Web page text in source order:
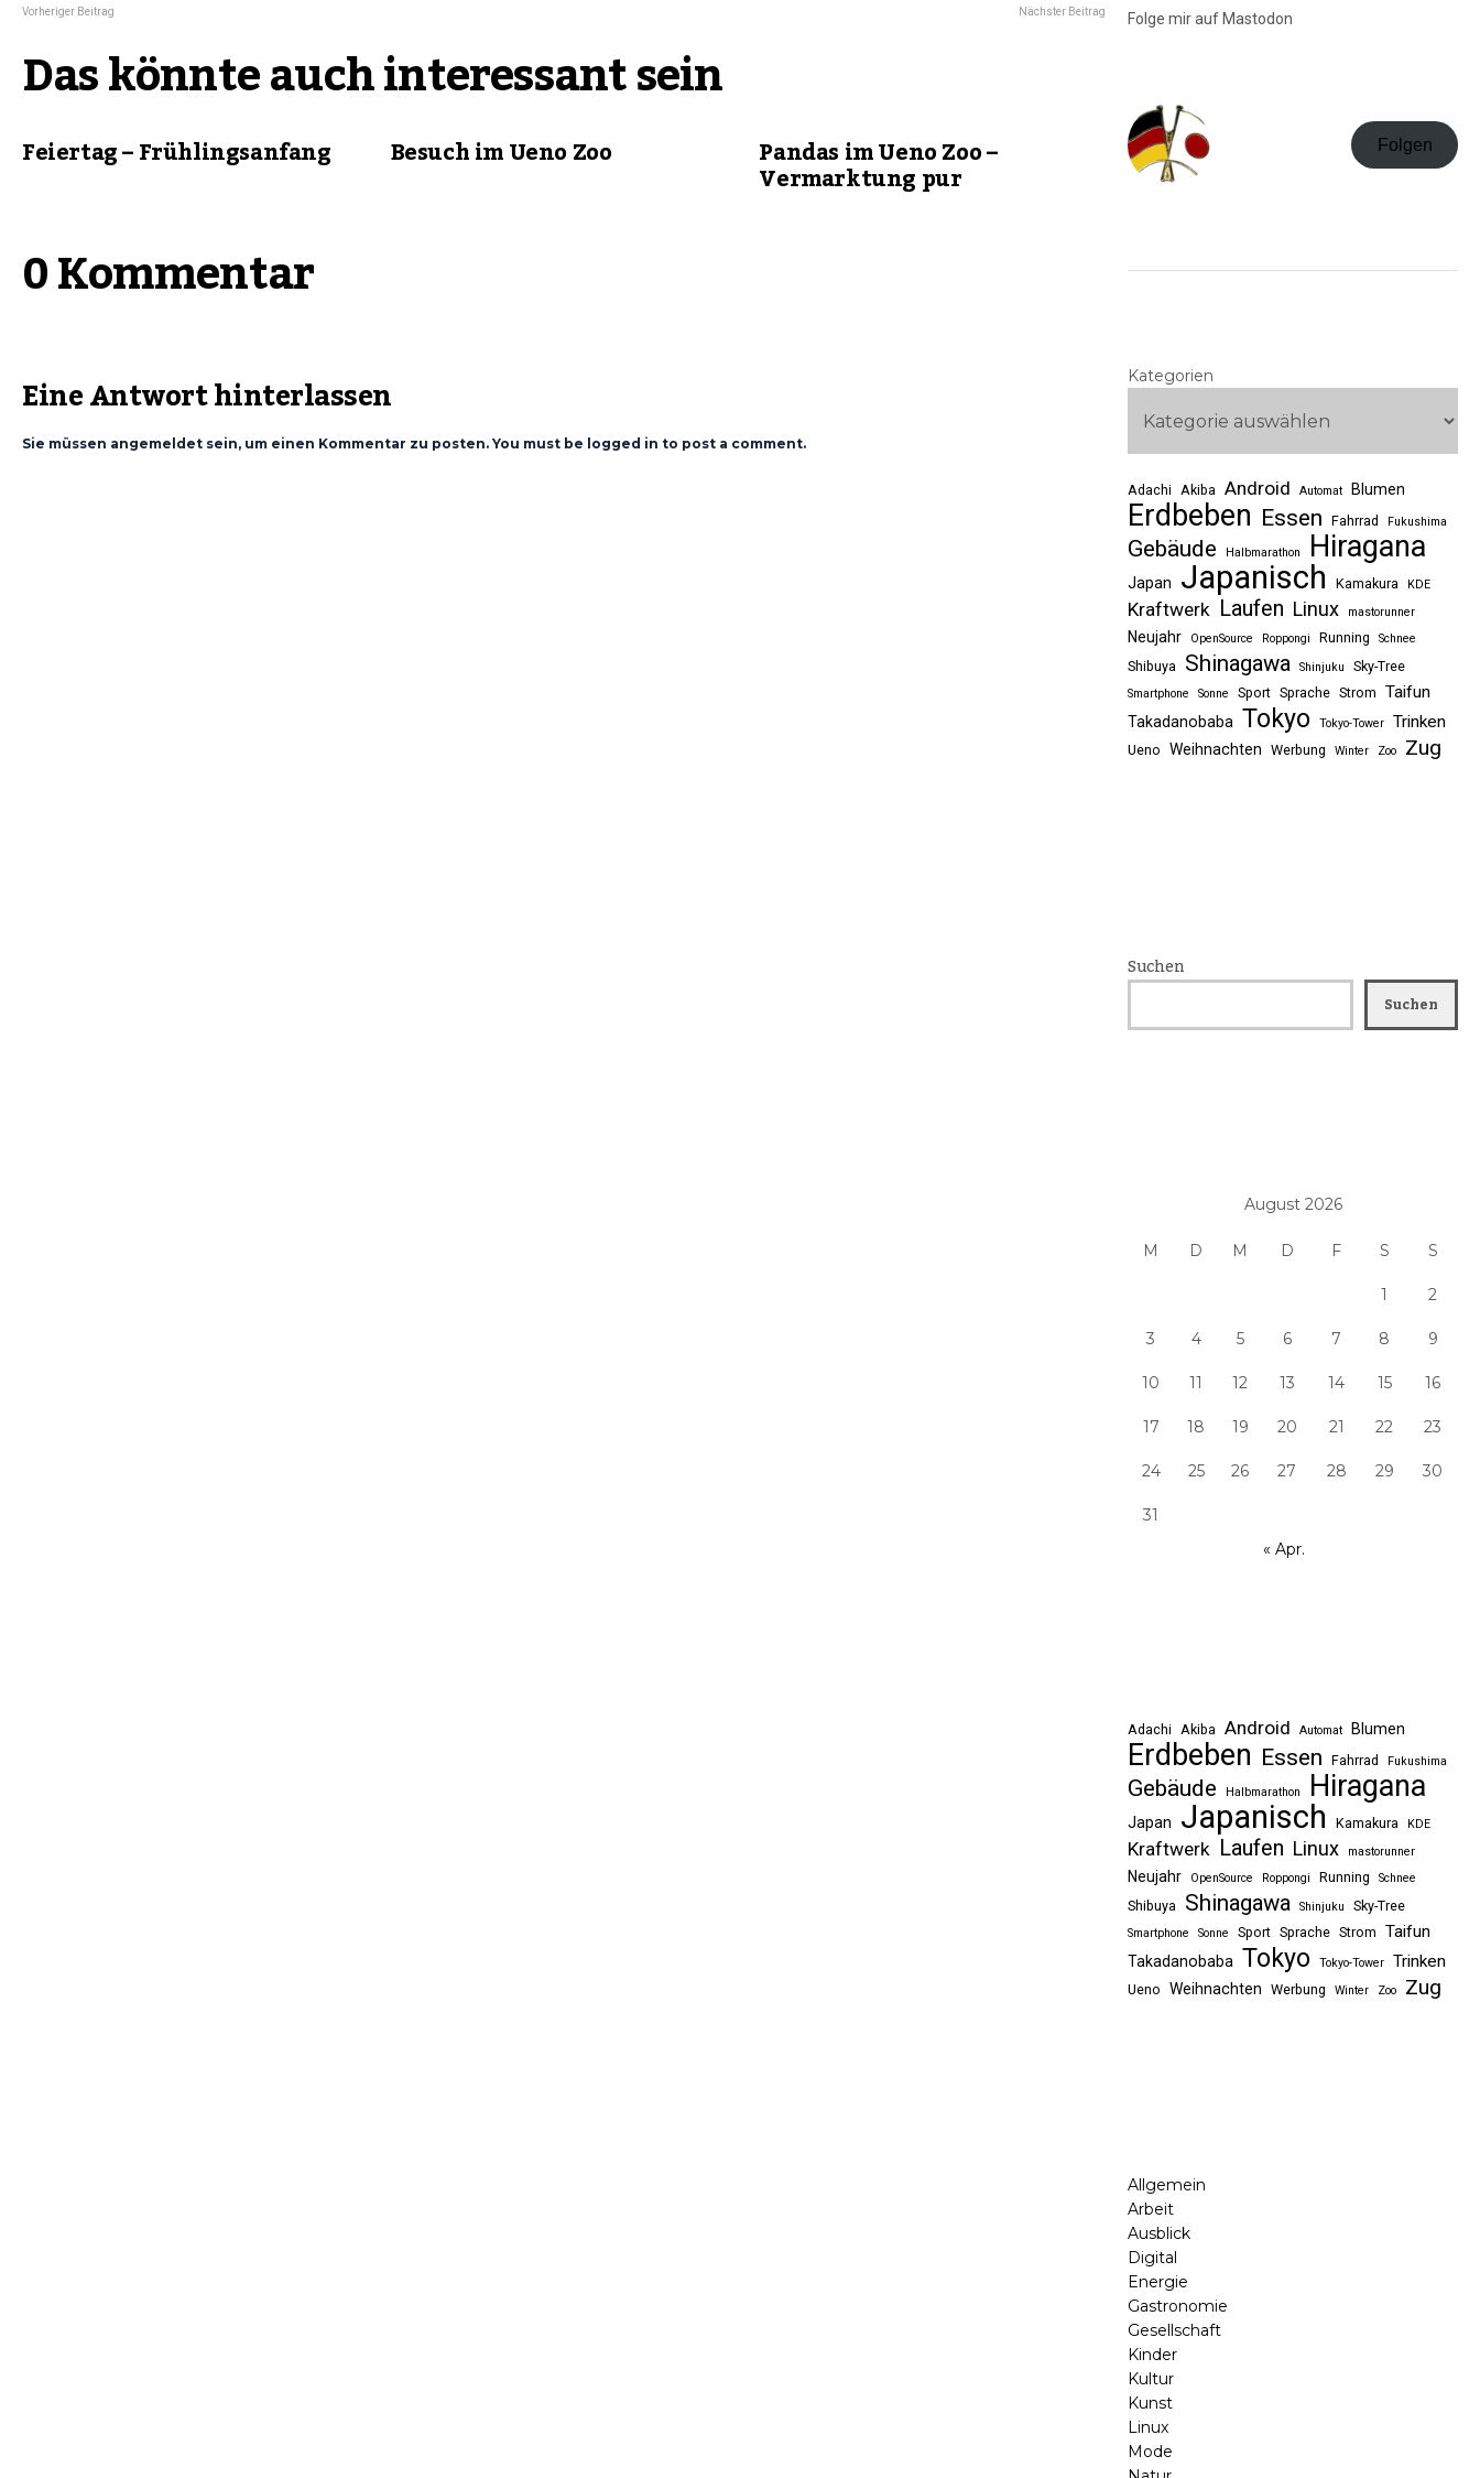
Vorheriger Beitrag Nächster Beitrag
Das könnte auch interessant sein
Feiertag – Frühlingsanfang Besuch im Ueno Zoo Pandas im Ueno Zoo –
Vermarktung pur
0 Kommentar
Eine Antwort hinterlassen
Sie müssen angemeldet sein, um einen Kommentar zu posten. You must be logged in to post a comment.
Folge mir auf Mastodon
Folgen
Kategorien
Adachi Akiba Android Automat Blumen
Erdbeben Essen Fahrrad Fukushima
Gebäude Halbmarathon Hiragana
Japan Japanisch Kamakura KDE
Kraftwerk Laufen Linux mastorunner
Neujahr OpenSource Roppongi Running Schnee
Shibuya Shinagawa Shinjuku Sky-Tree
Smartphone Sonne Sport Sprache Strom Taifun
Takadanobaba Tokyo Tokyo-Tower Trinken
Ueno Weihnachten Werbung Winter Zoo Zug
Suchen
Suchen
August 2026
M D M D F S S
1 2
3 4 5 6 7 8 9
10 11 12 13 14 15 16
17 18 19 20 21 22 23
24 25 26 27 28 29 30
31
« Apr.
Adachi Akiba Android Automat Blumen
Erdbeben Essen Fahrrad Fukushima
Gebäude Halbmarathon Hiragana
Japan Japanisch Kamakura KDE
Kraftwerk Laufen Linux mastorunner
Neujahr OpenSource Roppongi Running Schnee
Shibuya Shinagawa Shinjuku Sky-Tree
Smartphone Sonne Sport Sprache Strom Taifun
Takadanobaba Tokyo Tokyo-Tower Trinken
Ueno Weihnachten Werbung Winter Zoo Zug
Allgemein
Arbeit
Ausblick
Digital
Energie
Gastronomie
Gesellschaft
Kinder
Kultur
Kunst
Linux
Mode